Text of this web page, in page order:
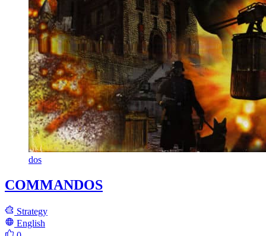
dos
COMMANDOS
Strategy
English